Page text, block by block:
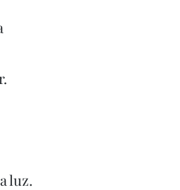
luz.